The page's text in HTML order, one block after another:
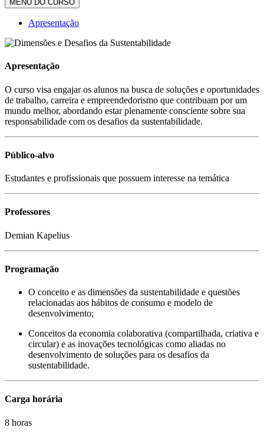
MENU DO CURSO
Apresentação
Apresentação
O curso visa engajar os alunos na busca de soluções e oportunidades
de trabalho, carreira e empreendedorismo que contribuam por um
mundo melhor, abordando estar plenamente consciente sobre sua
responsabilidade com os desafios da sustentabilidade.
Público-alvo
Estudantes e profissionais que possuem interesse na temática
Professores
Demian Kapelius
Programação
O conceito e as dimensões da sustentabilidade e questões
relacionadas aos hábitos de consumo e modelo de
desenvolvimento;
Conceitos da economia colaborativa (compartilhada, criativa e
circular) e as inovações tecnológicas como aliadas no
desenvolvimento de soluções para os desafios da
sustentabilidade.
Carga horária
8 horas